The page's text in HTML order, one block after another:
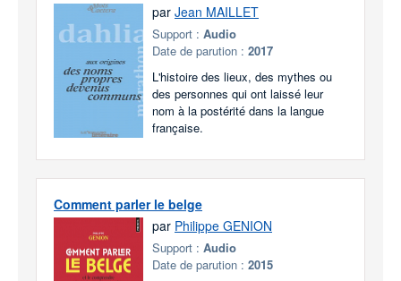
par Jean MAILLET
Support : Audio
Date de parution : 2017
L'histoire des lieux, des mythes ou
des personnes qui ont laissé leur
nom à la postérité dans la langue
française.
Comment parler le belge
par Philippe GENION
Support : Audio
Date de parution : 2015